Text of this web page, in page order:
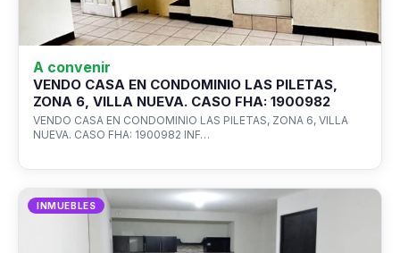
A convenir
VENDO CASA EN CONDOMINIO LAS PILETAS,
ZONA 6, VILLA NUEVA. CASO FHA: 1900982
VENDO CASA EN CONDOMINIO LAS PILETAS, ZONA 6, VILLA
NUEVA. CASO FHA: 1900982 INF…
INMUEBLES